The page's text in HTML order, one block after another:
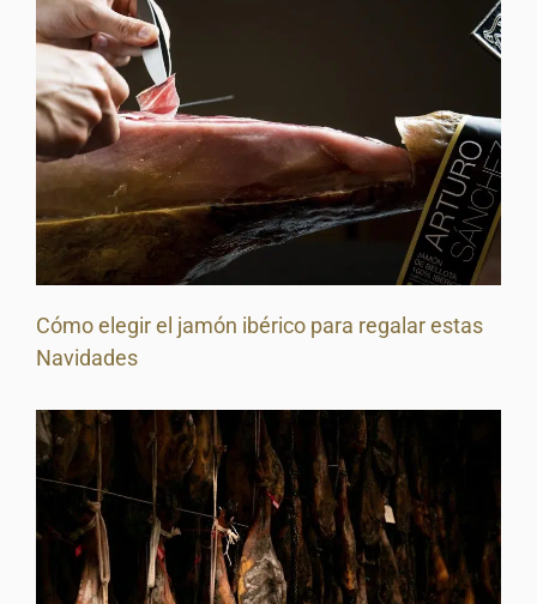
Cómo elegir el jamón ibérico para regalar estas
Navidades